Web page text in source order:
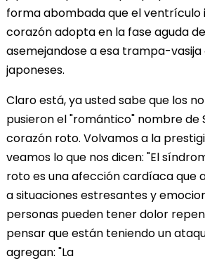
forma abombada que el ventrículo
corazón adopta en la fase aguda
asemejandose a esa trampa-
japoneses.
Claro está, ya usted sabe que los
pusieron el "romántico" nombre de
corazón roto. Volvamos a la
veamos lo que nos dicen: "El
roto es una afección cardíaca que
a situaciones estresantes y
personas pueden tener dolor
pensar que están teniendo un
agregan: "La